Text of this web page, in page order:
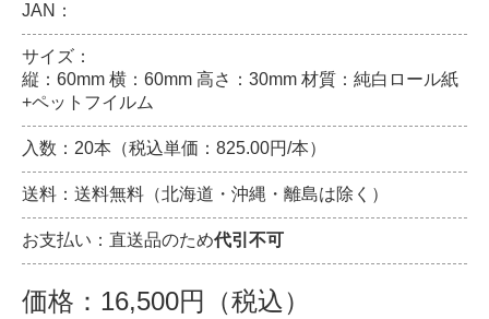
JAN：
サイズ：
縦：60mm 横：60mm 高さ：30mm 材質：純白ロール紙
+ペットフイルム
入数：20本（税込単価：825.00円/本）
送料：送料無料（北海道・沖縄・離島は除く）
お支払い：直送品のため代引不可
価格：16,500円（税込）